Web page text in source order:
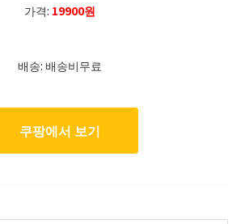
가격: 19900원
배송: 배송비무료
쿠팡에서 보기